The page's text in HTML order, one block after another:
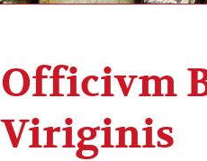
Officivm
Viriginis